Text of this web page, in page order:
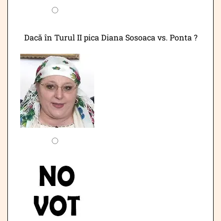
Dacă în Turul II pica Diana Sosoaca vs. Ponta ?